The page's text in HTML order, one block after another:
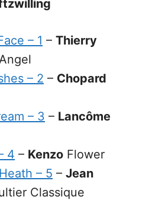
– 1 – Thierry
– 2 – Chopard
– 3 – Lancôme
4 – Kenzo Flower
– 5 – Jean
Classique